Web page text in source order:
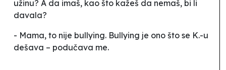
užinu? A da imaš, kao što kažeš da nemaš, bi li
davala?
- Mama, to nije bullying. Bullying je ono što se K.-u
dešava – podučava me.